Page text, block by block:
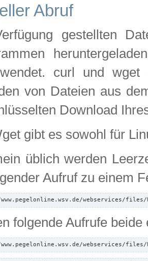
Abruf
gestellten
curl und wget
von Dateien aus
Download
gibt es sowohl für
üblich werden
Aufruf zu einem
webservices/files/
folgende Aufrufe beide
webservices/files/